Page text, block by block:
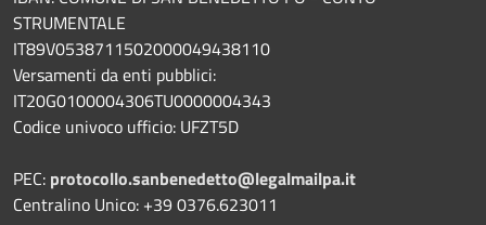
STRUMENTALE
IT89V0538711502000049438110
Versamenti da enti pubblici:
IT20G0100004306TU0000004343
Codice univoco ufficio: UFZT5D
PEC: protocollo.sanbenedetto@legalmailpa.it
Centralino Unico: +39 0376.623011